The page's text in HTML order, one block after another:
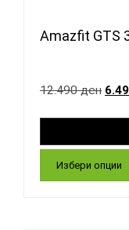
Amazfit GTS
12.490ден
Избери опции